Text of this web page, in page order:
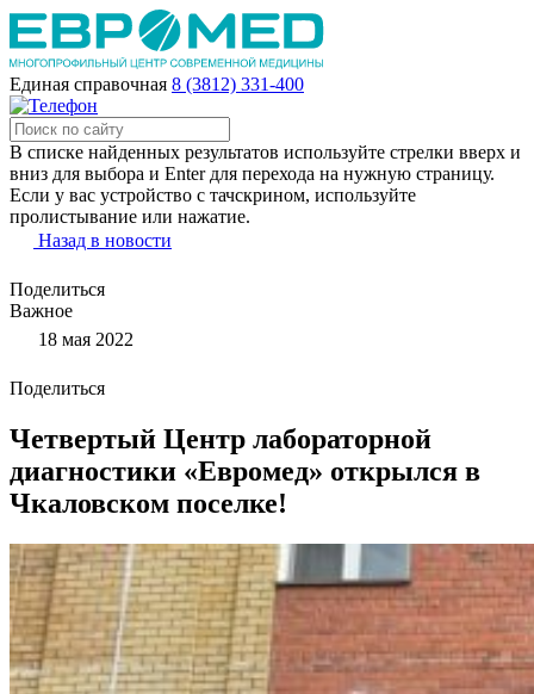
Единая справочная 8 (3812) 331-400
В списке найденных результатов используйте стрелки вверх и
вниз для выбора и Enter для перехода на нужную страницу.
Если у вас устройство с тачскрином, используйте
пролистывание или нажатие.
Назад в новости
Поделиться
Важное
18 мая 2022
Поделиться
Четвертый Центр лабораторной
диагностики «Евромед» открылся в
Чкаловском поселке!